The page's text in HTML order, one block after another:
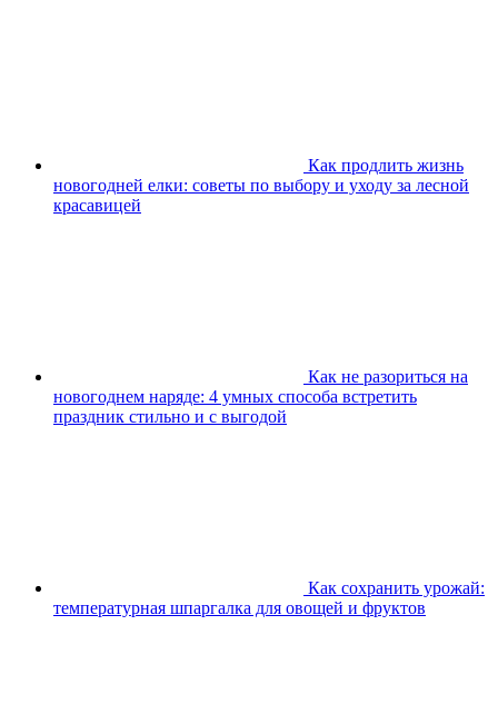
Как продлить жизнь
новогодней елки: советы по выбору и уходу за лесной
красавицей
Как не разориться на
новогоднем наряде: 4 умных способа встретить
праздник стильно и с выгодой
Как сохранить урожай:
температурная шпаргалка для овощей и фруктов